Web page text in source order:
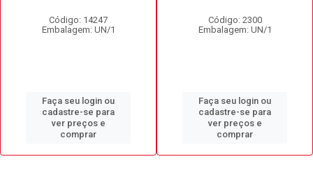
Código: 14247
Embalagem: UN/1
Faça seu login ou
cadastre-se para
ver preços e
comprar
Código: 2300
Embalagem: UN/1
Faça seu login ou
cadastre-se para
ver preços e
comprar